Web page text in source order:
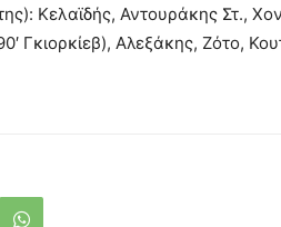
Κελαϊδής, Αντουράκης Στ.,
Γκιορκίεβ), Αλεξάκης, Ζότο,